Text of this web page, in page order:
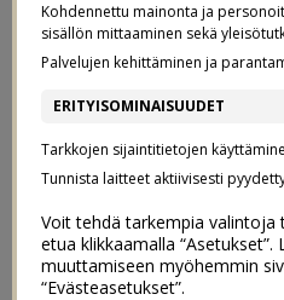
SOHVA
Toteutettu kaupallisessa
Sohvasta
Kohdennettu mainonta ja
sisällön mittaaminen sekä
Palvelujen kehittäminen ja
ERITYISOMINAISUUDET
Tarkkojen sijaintitietojen
Tunnista laitteet aktiivisesti
Voit tehdä tarkempia
etua klikkaamalla
muuttamiseen myöhemmin
“Evästeasetukset”.